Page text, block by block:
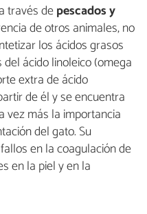
través depescados y
de otros animales, no
los ácidos grasos
ácido linoleico (omega
extra de ácido
de él y se encuentra
vez más la importancia
del gato. Su
en la coagulación de
en la piel y en la